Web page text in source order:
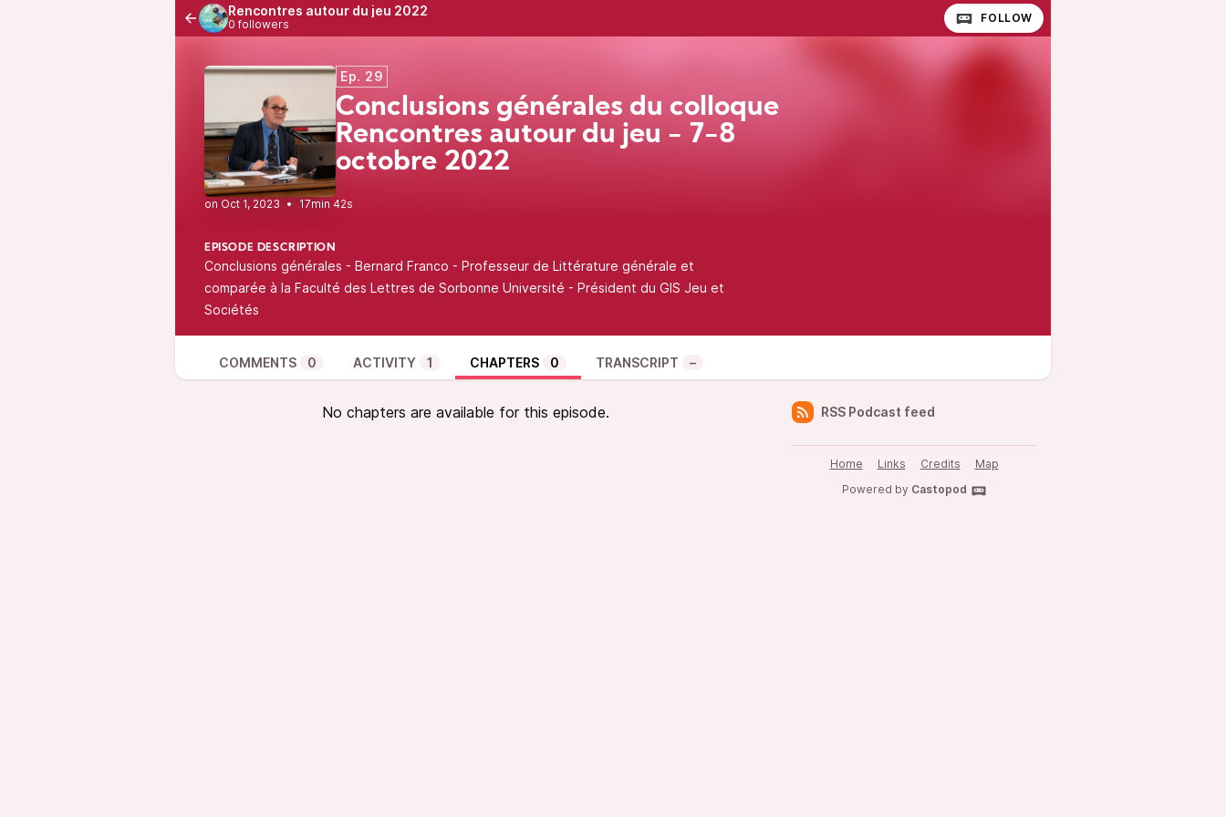
Rencontres autour du jeu 2022
0 followers FOLLOW
Ep. 29
Conclusions générales du colloque
Rencontres autour du jeu - 7-8
octobre 2022
• 17min 42s
EPISODE DESCRIPTION
Conclusions générales - Bernard Franco - Professeur de Littérature générale et
comparée à la Faculté des Lettres de Sorbonne Université - Président du GIS Jeu et
Sociétés
COMMENTS 0 ACTIVITY 1 CHAPTERS 0 TRANSCRIPT –
No chapters are available for this episode. RSS Podcast feed
Home Links Credits
Map
Powered by Castopod